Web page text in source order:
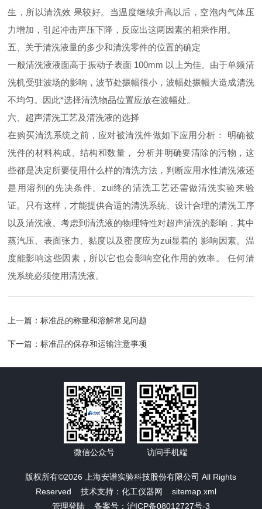
生，所以清洗效 果较好。当温度继续升高以后，空泡内气体压
力增加，引起冲击声压下降，反应出这两因素的相乘作用。
五、关于清洗液量的多少和清洗零件的位置的确定
一般清洗液液面高于振动子表面 100mm 以上为佳。由于单频清
洗机受驻波场的影响，波节处振幅很小，波幅处振幅大造成清洗
不均匀。因此*选择清洗物品位置应放在波幅处。
六、超声清洗工艺及清洗液的选择
在购买清洗系统之前，应对被清洗件做如下应用分析： 明确被
洗件的材料构成、结构和数量， 分析并明确要清除的污物，这
些都是决定所要使用什么样的清洗方法，判断应用水性清洗液还
是用溶剂的先决条件。zui终的清洗工艺还需做清洗实验来验
证。只有这样，才能提供合适的清洗系统、设计合理的清洗工序
以及清洗液。考虑到清洗液的物理特性对超声清洗的影响，其中
蒸汽压、表面张力、黏度以及密度应为zui显着的 影响因素。温
度能影响这些因素，所以它也会影响空化作用的效率。 任何清
洗系统必须使用清洗液。
上一篇：标准品的称量和溶解常见问题
下一篇：标准品的保存和运输注意事项
版权所有©2026 上海安谱实验科技股份有限公司 All Rights
Reserved 技术支持：化工仪器网
sitemap.xml
管理登陆
备案号：沪ICP备08012727号-3
微信公众号 访问手机端